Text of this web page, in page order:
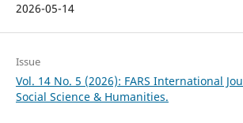
2026-05-14
Issue
Vol. 14 No. 5 (2026): FARS International
Social Science & Humanities.